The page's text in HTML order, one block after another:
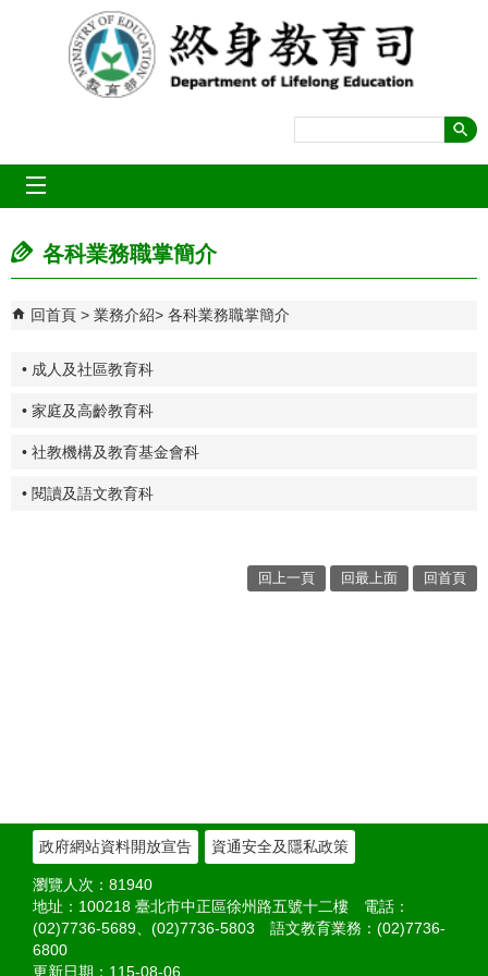
跳到主要內容區塊
各科業務職掌簡介
回首頁 業務介紹 各科業務職掌簡介
• 成人及社區教育科
• 家庭及高齡教育科
• 社教機構及教育基金會科
• 閱讀及語文教育科
回上一頁 回最上面 回首頁
政府網站資料開放宣告 資通安全及隱私政策
瀏覽人次： 81940
地址：100218 臺北市中正區徐州路五號十二樓 電話：
(02)7736-5689、(02)7736-5803 語文教育業務：(02)7736-
6800
更新日期： 115-08-06